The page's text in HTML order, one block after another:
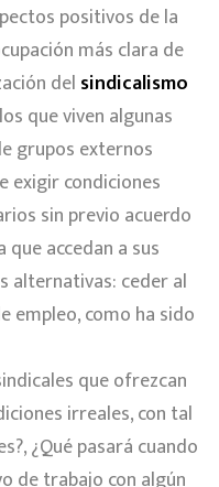
positivos de la
más clara de
del sindicalismo
que viven algunas
grupos externos
exigir condiciones
sin previo acuerdo
accedan a sus
alternativas: ceder al
empleo, como ha sido
que ofrezcan
irreales, con tal
¿Qué pasará cuando